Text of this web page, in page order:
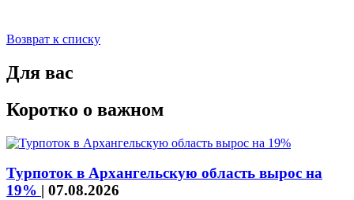
Возврат к списку
Для вас
Коротко о важном
Турпоток в Архангельскую область вырос на
19% | 07.08.2026